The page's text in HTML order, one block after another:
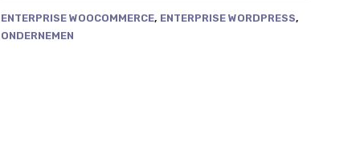
ENTERPRISE WOOCOMMERCE, ENTERPRISE WORDPRESS,
ONDERNEMEN